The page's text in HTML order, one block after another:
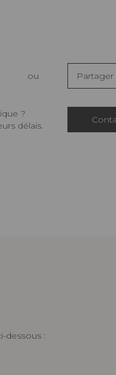
ou Partager
?
délais.
dessous :